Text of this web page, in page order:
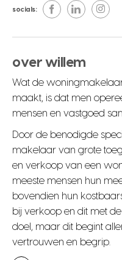
socials:
over willem
Wat de
maakt, is dat men
mensen en vastgoed
Door de benodigde
makelaar van grote
en verkoop van een
meeste mensen hun
bovendien hun
bij verkoop en dit met
doel, maar dit begint
vertrouwen en begrip.